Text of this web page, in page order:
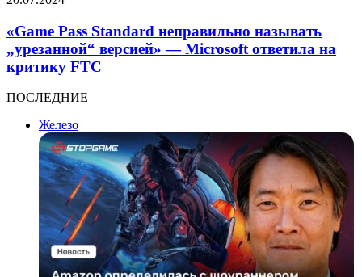
«Game Pass Standard неправильно называть
„урезанной“ версией» — Microsoft ответила на
критику FTC
ПОСЛЕДНИЕ
Железо